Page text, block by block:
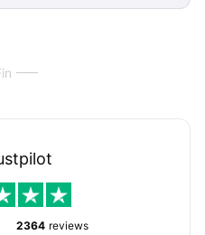
2364 reviews